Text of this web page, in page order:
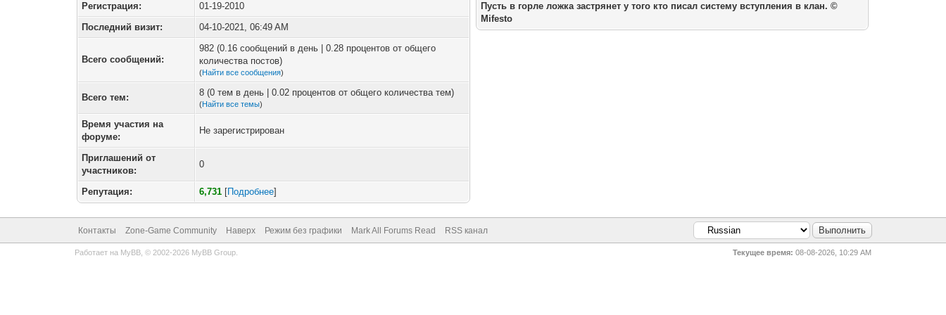
Регистрация:
01-19-2010
Последний визит:
04-10-2021, 06:49 AM
Всего сообщений:
982 (0.16 сообщений в день | 0.28 процентов от общего
количества постов)
(Найти все сообщения)
Всего тем: 8 (0 тем в день | 0.02 процентов от общего количества тем)
(Найти все темы)
Время участия на
форуме:
Не зарегистрирован
Приглашений от
участников:
0
Репутация: 6,731 [Подробнее]
Пусть в горле ложка застрянет у того кто писал систему вступления в клан. ©
Mifesto
Контакты Zone-Game Community Наверх Режим без графики Mark All Forums Read RSS канал
Текущее время: 08-08-2026, 10:29 AM
Работает на MyBB, © 2002-2026 MyBB Group.